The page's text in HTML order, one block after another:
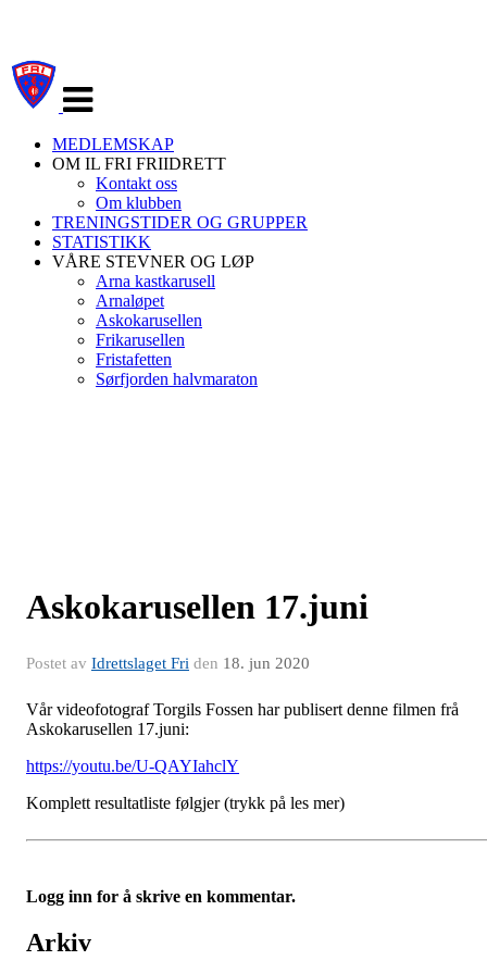
navigasjon
MEDLEMSKAP
OM IL FRI FRIIDRETT
Kontakt oss
Om klubben
TRENINGSTIDER OG GRUPPER
STATISTIKK
VÅRE STEVNER OG LØP
Arna kastkarusell
Arnaløpet
Askokarusellen
Frikarusellen
Fristafetten
Sørfjorden halvmaraton
Askokarusellen 17.juni
Postet av Idrettslaget Fri den 18. jun 2020
Vår videofotograf Torgils Fossen har publisert denne filmen frå
Askokarusellen 17.juni:
https://youtu.be/U-QAYIahclY
Komplett resultatliste følgjer (trykk på les mer)
Logg inn for å skrive en kommentar.
Arkiv